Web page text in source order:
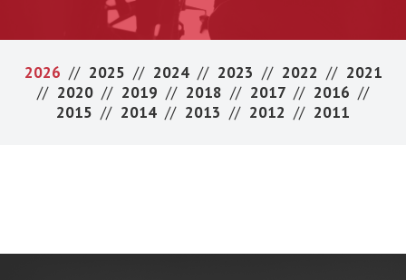
2026 // 2025 // 2024 // 2023 // 2022 // 2021
// 2020 // 2019 // 2018 // 2017 // 2016 //
2015 // 2014 // 2013 // 2012 // 2011